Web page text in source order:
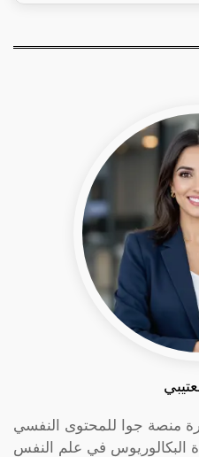
منصة جوا للمحتوى النفسي
البكالوريوس في علم النفس